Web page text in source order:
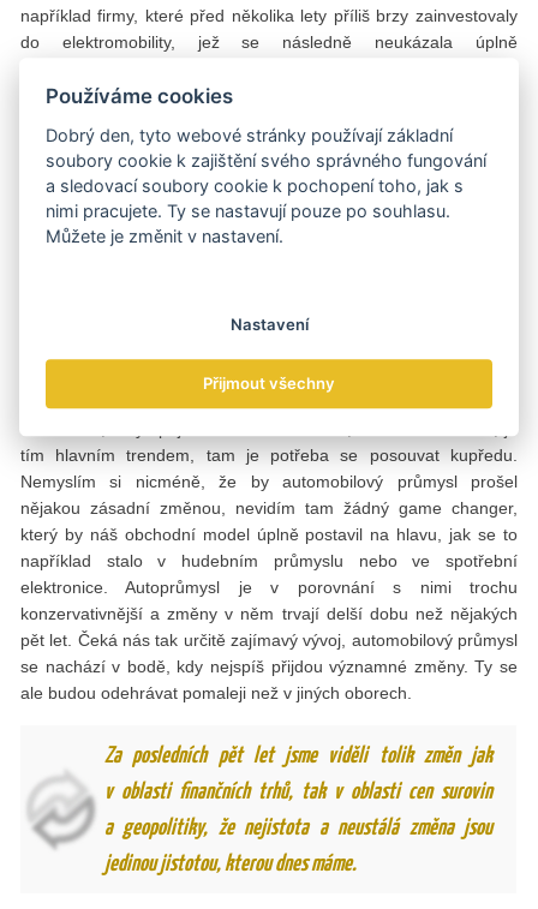
například firmy, které před několika lety příliš brzy zainvestovaly
do elektromobility, jež se následně neukázala úplně
začít se podle nich chovat ve správné době. Správné rozpoznání
rozvoje každé globální firmy, což platí více než kdykoli
v minulosti.
Které trendy teď považujete z pohledu automobilek a jejich
budoucnosti za nejdůležitější? Jinými slovy: co by měli výrobci
V současné době je to určitě autonomní řízení. Samozřejmě, že
prosadí více hybridy nebo elektrická auta nebo auta na vodík. To
je samozřejmě důležité, ale já si myslím, že autonomní řízení a
tím hlavním trendem, tam je potřeba se posouvat kupředu.
Nemyslím si nicméně, že by automobilový průmysl prošel
nějakou zásadní změnou, nevidím tam žádný game changer,
který by náš obchodní model úplně postavil na hlavu, jak se to
například stalo v hudebním průmyslu nebo ve spotřební
elektronice. Autoprůmysl je v porovnání s nimi trochu
konzervativnější a změny v něm trvají delší dobu než nějakých
pět let. Čeká nás tak určitě zajímavý vývoj, automobilový průmysl
se nachází v bodě, kdy nejspíš přijdou významné změny. Ty se
ale budou odehrávat pomaleji než v jiných oborech.
Za posledních pět let jsme viděli tolik změn jak
v oblasti finančních trhů, tak v oblasti cen surovin
a geopolitiky, že nejistota a neustálá změna jsou
jedinou jistotou, kterou dnes máme.
Používáme cookies
Dobrý den, tyto webové stránky používají základní
soubory cookie k zajištění svého správného fungování
a sledovací soubory cookie k pochopení toho, jak s
nimi pracujete. Ty se nastavují pouze po souhlasu.
Můžete je změnit v nastavení.
Nastavení
Přijmout všechny